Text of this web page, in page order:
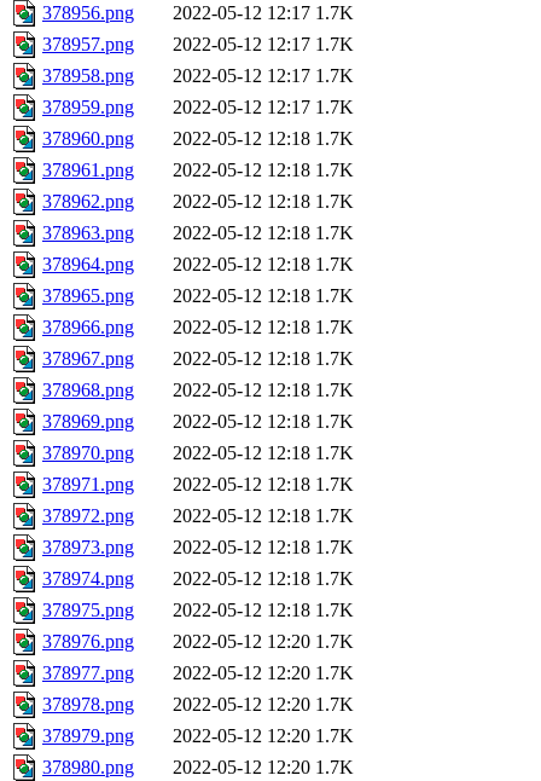
378956.png
2022-05-12 12:17 1.7K
378957.png
2022-05-12 12:17 1.7K
378958.png
2022-05-12 12:17 1.7K
378959.png
2022-05-12 12:17 1.7K
378960.png
2022-05-12 12:18 1.7K
378961.png
2022-05-12 12:18 1.7K
378962.png
2022-05-12 12:18 1.7K
378963.png
2022-05-12 12:18 1.7K
378964.png
2022-05-12 12:18 1.7K
378965.png
2022-05-12 12:18 1.7K
378966.png
2022-05-12 12:18 1.7K
378967.png
2022-05-12 12:18 1.7K
378968.png
2022-05-12 12:18 1.7K
378969.png
2022-05-12 12:18 1.7K
378970.png
2022-05-12 12:18 1.7K
378971.png
2022-05-12 12:18 1.7K
378972.png
2022-05-12 12:18 1.7K
378973.png
2022-05-12 12:18 1.7K
378974.png
2022-05-12 12:18 1.7K
378975.png
2022-05-12 12:18 1.7K
378976.png
2022-05-12 12:20 1.7K
378977.png
2022-05-12 12:20 1.7K
378978.png
2022-05-12 12:20 1.7K
378979.png
2022-05-12 12:20 1.7K
378980.png
2022-05-12 12:20 1.7K